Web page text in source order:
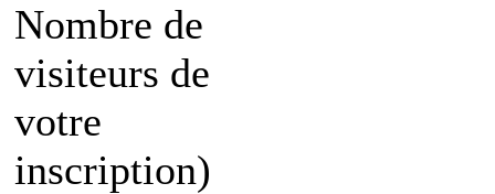
Nombre de
visiteurs de
votre
inscription)